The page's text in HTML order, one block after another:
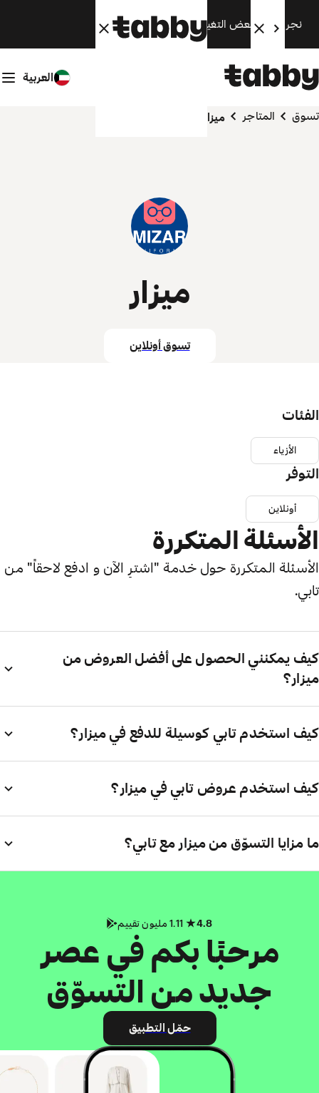
نجري الآن بعض التغييرات. سنعود قريبًا.
العربية
تسوق المتاجر ميزار
ميزار
تسوق أونلاين
الفئات
الأزياء
التوفر
أونلاين
الأسئلة المتكررة
الأسئلة المتكررة حول خدمة "اشترِ الآن و ادفع لاحقاً" من
تابي.
كيف يمكنني الحصول على أفضل العروض من
ميزار؟
كيف استخدم تابي كوسيلة للدفع في ميزار؟
كيف استخدم عروض تابي في ميزار؟
ما مزايا التسوّق من ميزار مع تابي؟
4.8
مرحبًا بكم في عصر
جديد من التسوّق
حمّل التطبيق